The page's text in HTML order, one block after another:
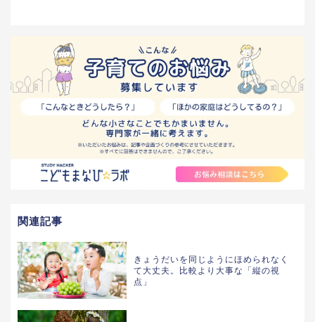
関連記事
きょうだいを同じようにほめられなく
て大丈夫。比較より大事な「縦の視
点」